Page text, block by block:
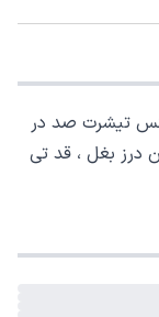
تیشرت صد در
درز بغل ، قد تی